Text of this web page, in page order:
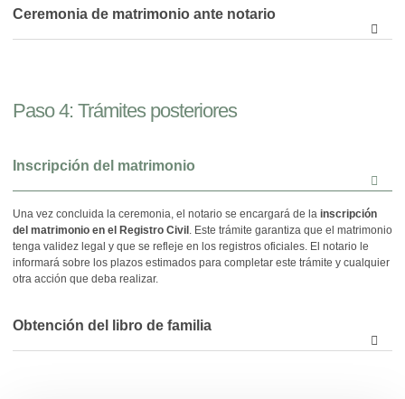
Ceremonia de matrimonio ante notario
Paso 4: Trámites posteriores
Inscripción del matrimonio
Una vez concluida la ceremonia, el notario se encargará de la inscripción
del matrimonio en el Registro Civil . Este trámite garantiza que el matrimonio
tenga validez legal y que se refleje en los registros oficiales. El notario le
informará sobre los plazos estimados para completar este trámite y cualquier
otra acción que deba realizar.
Obtención del libro de familia